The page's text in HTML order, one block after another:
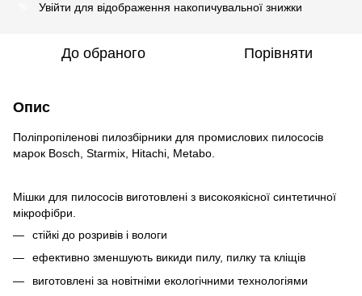
Увійти для відображення накопичувальної знижки
До обраного Порівняти
Опис
Поліпропіленові пилозбірники для промислових пилососів
марок Bosch, Starmix, Hitachi, Metabo.
Мішки для пилососів виготовлені з високоякісної синтетичної
мікрофібри.
стійкі до розривів і вологи
ефективно зменшують викиди пилу, пилку та кліщів
виготовлені за новітніми екологічними технологіями